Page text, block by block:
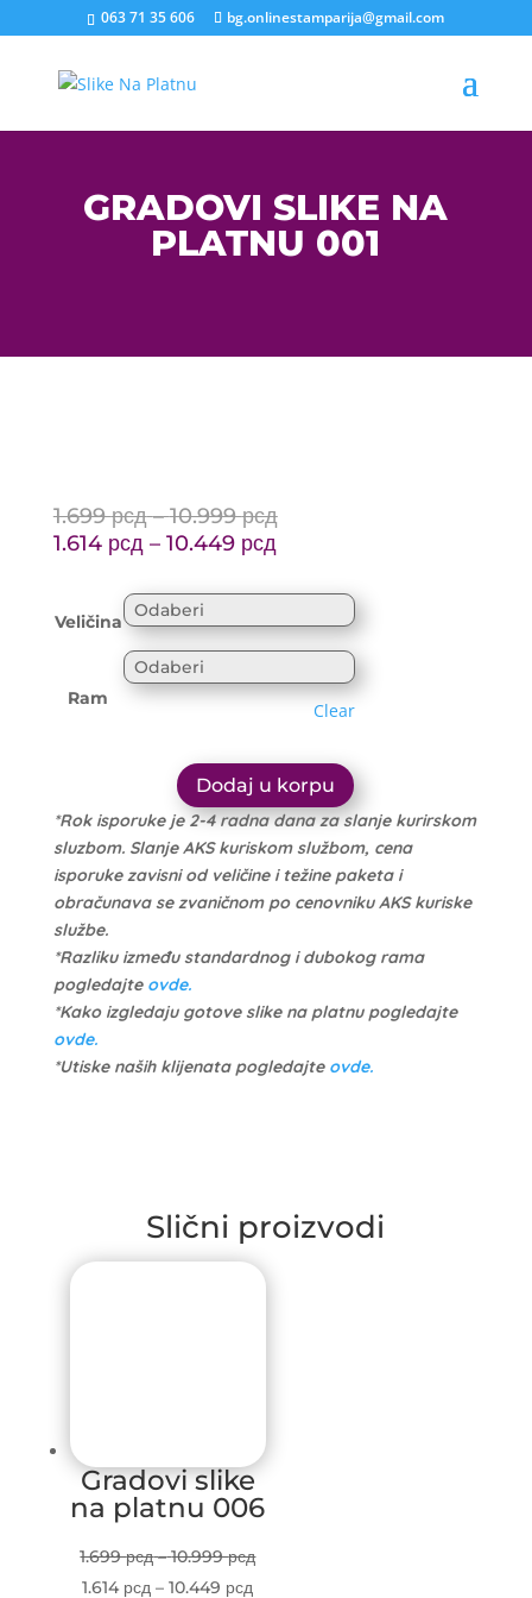
063 71 35 606 bg.onlinestamparija@gmail.com
GRADOVI SLIKE NA
PLATNU 001
1.699рсд – 10.999рсдPrice
through
10.999 рсд
1.614 рсд – 10.449 рсдPrice
1.614 рсд
through
10.449 рсд
Veličina
Ram
Clear
Dodaj u korpu
*Rok isporuke je 2-4 radna dana za slanje kurirskom
sluzbom. Slanje AKS kuriskom službom, cena
isporuke zavisni od veličine i težine paketa i
obračunava se zvaničnom po cenovniku AKS kuriske
službe.
*Razliku između standardnog i dubokog rama
pogledajte ovde.
*Kako izgledaju gotove slike na platnu pogledajte
ovde.
*Utiske naših klijenata pogledajte ovde.
Slični proizvodi
Gradovi slike
na platnu 006
1.699рсд – 10.999рсдPrice
1.614 рсд – 10.449 рсд